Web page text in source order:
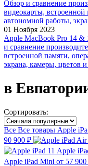
01 Ноября 2023
Apple MacBook Pro 14 &
и сравнение
встроенной памяти,
экрана, камеры, цветов
в
Сортировать:
Все Все товары Apple
90 900 ₽
Apple
Apple iPad Mini от 57